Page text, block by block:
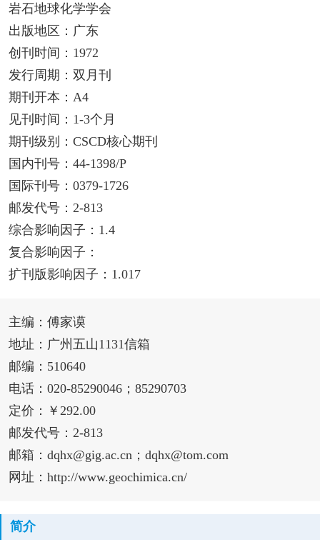
岩石地球化学学会
出版地区：广东
创刊时间：1972
发行周期：双月刊
期刊开本：A4
见刊时间：1-3个月
期刊级别：CSCD核心期刊
国内刊号：44-1398/P
国际刊号：0379-1726
邮发代号：2-813
综合影响因子：1.4
复合影响因子：
扩刊版影响因子：1.017
主编：傅家谟
地址：广州五山1131信箱
邮编：510640
电话：020-85290046；85290703
定价：￥292.00
邮发代号：2-813
邮箱：dqhx@gig.ac.cn；dqhx@tom.com
网址：http://www.geochimica.cn/
简介